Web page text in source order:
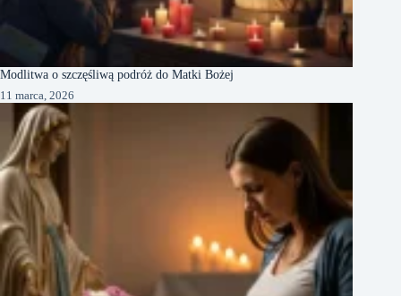
Modlitwa o szczęśliwą podróż do Matki Bożej
11 marca, 2026